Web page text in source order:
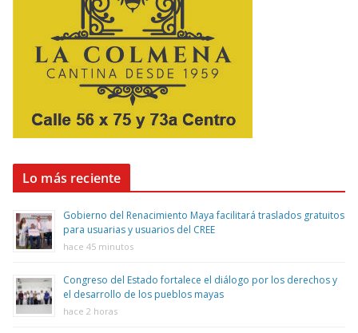
Lo más reciente
Gobierno del Renacimiento Maya facilitará traslados gratuitos
para usuarias y usuarios del CREE
hace 45 minutos
Congreso del Estado fortalece el diálogo por los derechos y
el desarrollo de los pueblos mayas
hace 2 horas